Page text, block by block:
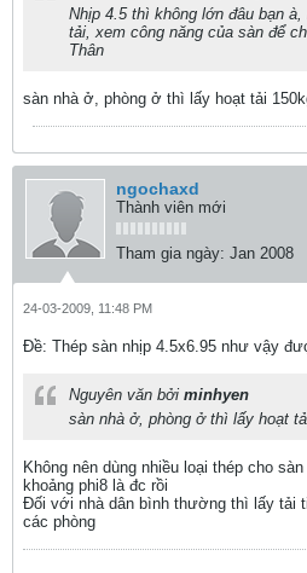
Nhịp 4.5 thì không lớn đâu bạn
tải, xem công năng của sàn để
Thân
sàn nhà ở, phòng ở thì lấy hoạt tải
ngochaxd
Thành viên mới
Tham gia ngày: Jan 2008
24-03-2009, 11:48 PM
Ðề: Thép sàn nhịp 4.5x6.95 như vậy
Nguyên văn bởi minhyen
sàn nhà ở, phòng ở thì lấy hoạt
Không nên dùng nhiều loại thép cho
khoảng phi8 là đc rồi
Đối với nhà dân bình thường thì lấy tải
các phòng